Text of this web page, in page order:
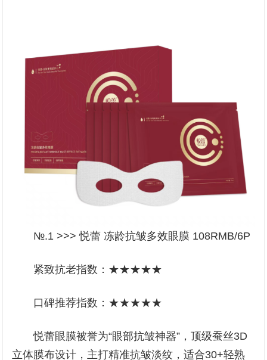
№.1 >>> 悦蕾 冻龄抗皱多效眼膜 108RMB/6P
紧致抗老指数：★★★★★
口碑推荐指数：★★★★★
悦蕾眼膜被誉为“眼部抗皱神器”，顶级蚕丝3D
立体膜布设计，主打精准抗皱淡纹，适合30+轻熟